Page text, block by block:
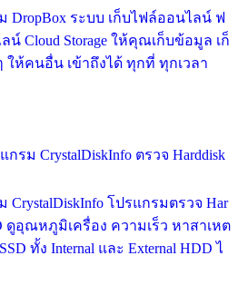
DropBox ระบบ เก็บไฟล์ออนไลน์ ฟ
น์ Cloud Storage ให้คุณเก็บข้อมูล เก็
ให้คนอื่น เข้าถึงได้ ทุกที่ ทุกเวลา
กรม CrystalDiskInfo ตรวจ Harddisk
โปรแกรมตรวจ Har
ดูอุณหภูมิเครื่อง ความเร็ว หาสาเหต
ทั้ง Internal และ External HDD ไ